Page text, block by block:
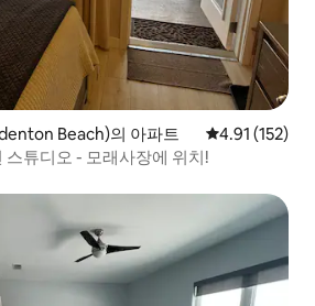
Beach)의 아파트 평점 4.91점(5
4.91 (152)
튜디오 - 모래사장에 위치!